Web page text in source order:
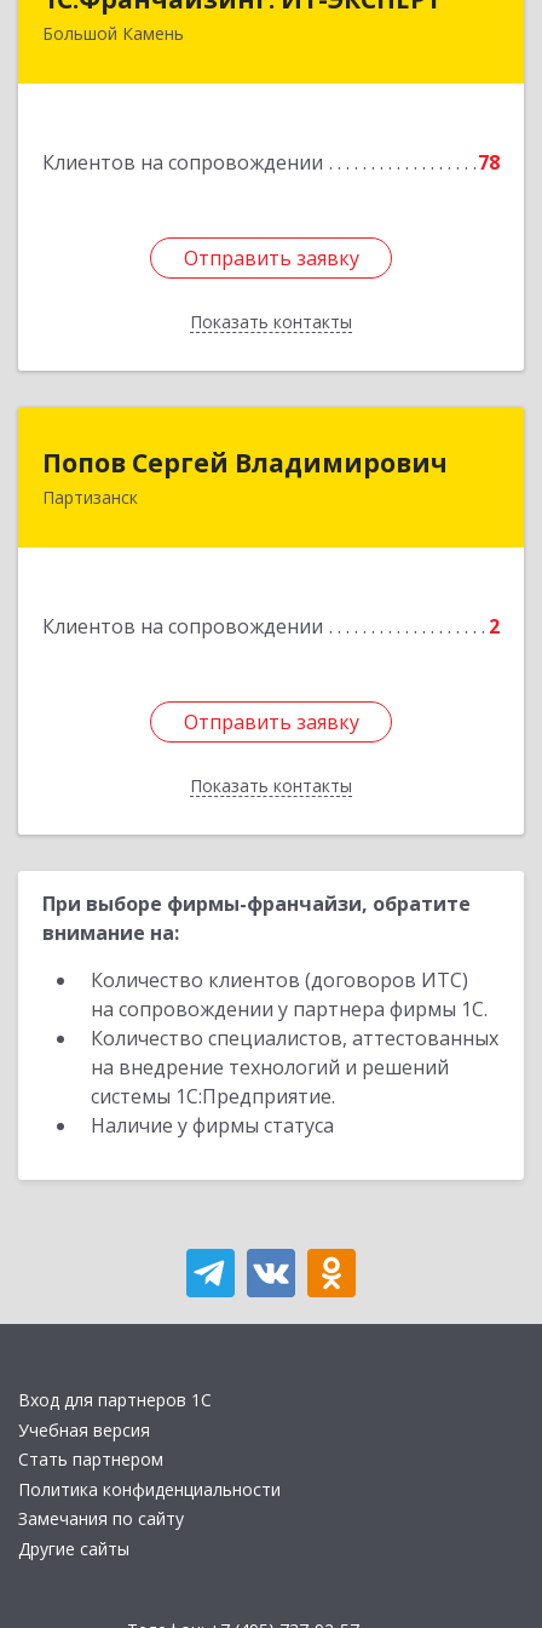
Большой Камень
Клиентов на сопровождении 78
Отправить заявку
Показать контакты
692806, Приморский край, Большой Камень г,
Отправить заявку
Назад
Попов Сергей Владимирович
Партизанск
Клиентов на сопровождении 2
Отправить заявку
Показать контакты
Попов Сергей Владимирович
692922, Приморский край, г. Находка, ул.
Отправить заявку
Назад
При выборе фирмы-франчайзи, обратите
внимание на:
Количество клиентов (договоров ИТС)
на сопровождении у партнера фирмы 1С.
Количество специалистов, аттестованных
на внедрение технологий и решений
системы 1С:Предприятие.
Наличие у фирмы статуса
Вход для партнеров 1С
Учебная версия
Стать партнером
Политика конфиденциальности
Замечания по сайту
Другие сайты